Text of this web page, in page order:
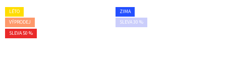
LÉTO
VÝPRODEJ
SLEVA 50 %
ZIMA
SLEVA 30 %